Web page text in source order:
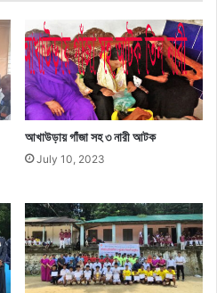
আখাউড়ায় গাঁজা সহ ৩ নারী আটক
July 10, 2023